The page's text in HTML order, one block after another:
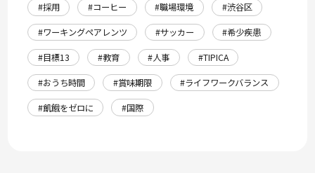
#採用
#コーヒー #職場環境
#渋谷区
#ワーキングペアレンツ
#サッカー
#希少疾患
#目標13
#教育 #人事
#TIPICA
#おうち時間
#賞味期限
#ライフワークバランス
#飢餓をゼロに
#国際